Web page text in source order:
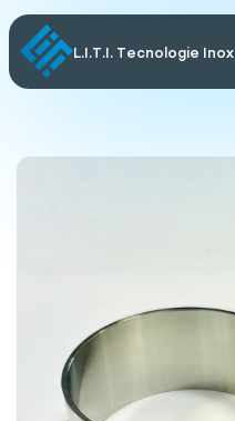
L.I.T.I. Tecnologie Inox